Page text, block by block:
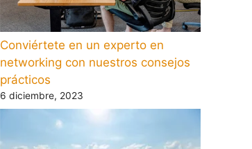
Conviértete en un experto en
networking con nuestros consejos
prácticos
6 diciembre, 2023